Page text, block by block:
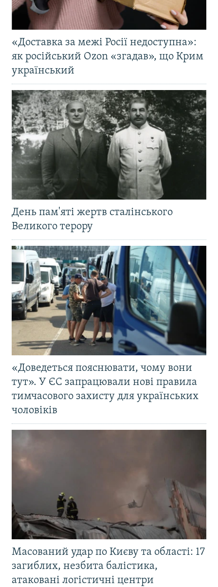
«Доставка за межі Росії недоступна»:
як російський Ozon «згадав», що Крим
український
День пам'яті жертв сталінського
Великого терору
«Доведеться пояснювати, чому вони
тут». У ЄС запрацювали нові правила
тимчасового захисту для українських
чоловіків
Масований удар по Києву та області: 17
загиблих, незбита балістика,
атаковані логістичні центри